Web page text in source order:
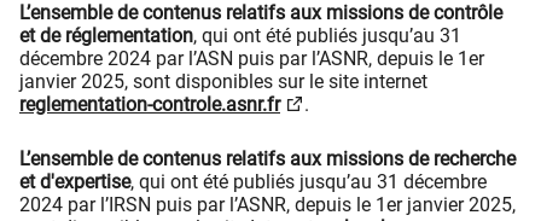
L’ensemble de contenus relatifs aux missions de contrôle
et de réglementation, qui ont été publiés jusqu’au 31
décembre 2024 par l’ASN puis par l’ASNR, depuis le 1er
janvier 2025, sont disponibles sur le site internet
reglementation-controle.asnr.fr
.
L’ensemble de contenus relatifs aux missions de recherche
et d'expertise, qui ont été publiés jusqu’au 31 décembre
2024 par l’IRSN puis par l’ASNR, depuis le 1er janvier 2025,